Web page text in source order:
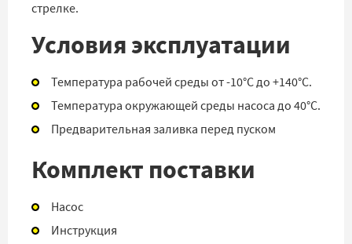
стрелке.
Условия эксплуатации
Температура рабочей среды от -10°C до +140°C.
Температура окружающей среды насоса до 40°C.
Предварительная заливка перед пуском
Комплект поставки
Насос
Инструкция